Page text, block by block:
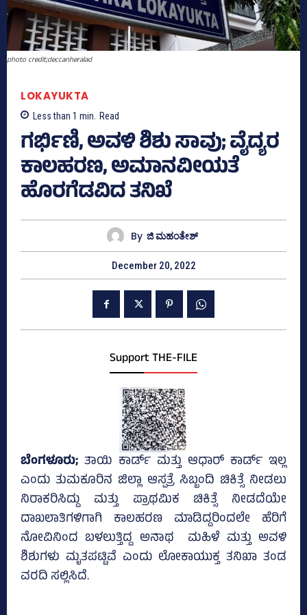
photo credit;deccanheralad
LOKAYUKTA
Less than 1 min. Read
ಗರ್ಭಿಣಿ, ಅವಳಿ ಶಿಶು ಸಾವು; ವೈದ್ಯರ
ಕಾಲಹರಣ, ಅಮಾನವೀಯತೆ
ಹೊರಗೆಡವಿದ ತನಿಖೆ
By ಜಿ ಮಹಂತೇಶ್
December 20, 2022
Support THE-FILE
ಬೆಂಗಳೂರು; ತಾಯಿ ಕಾರ್ಡ್ ಮತ್ತು ಆಧಾರ್ ಕಾರ್ಡ್ ಇಲ್ಲ
ಎಂದು ತುಮಕೂರಿನ ಜಿಲ್ಲಾ ಆಸ್ಪತ್ರೆ ಸಿಬ್ಬಂದಿ ಚಿಕಿತ್ಸೆ ನೀಡಲು
ನಿರಾಕರಿಸಿದ್ದು ಮತ್ತು ಪ್ರಾಥಮಿಕ ಚಿಕಿತ್ಸೆ ನೀಡದೆಯೇ
ದಾಖಲಾತಿಗಳಿಗಾಗಿ ಕಾಲಹರಣ ಮಾಡಿದ್ದರಿಂದಲೇ ಹೆರಿಗೆ
ನೋವಿನಿಂದ ಬಳಲುತ್ತಿದ್ದ ಅನಾಥ ಮಹಿಳೆ ಮತ್ತು ಅವಳಿ
ಶಿಶುಗಳು ಮೃತಪಟ್ಟಿವೆ ಎಂದು ಲೋಕಾಯುಕ್ತ ತನಿಖಾ ತಂಡ
ವರದಿ ಸಲ್ಲಿಸಿದೆ.